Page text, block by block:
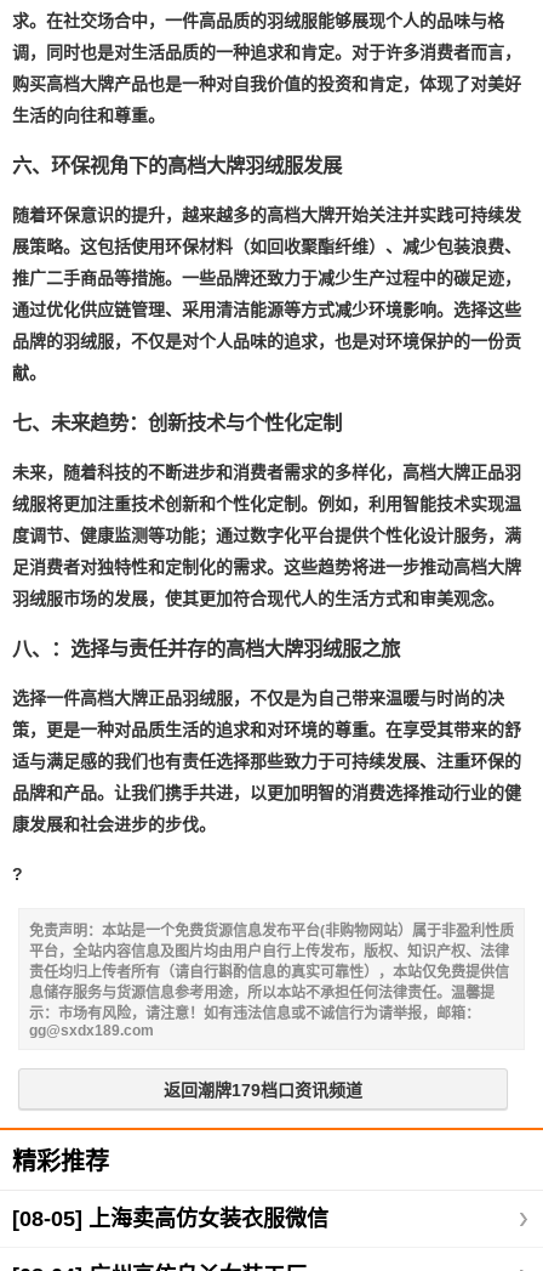
求。在社交场合中，一件高品质的羽绒服能够展现个人的品味与格
调，同时也是对生活品质的一种追求和肯定。对于许多消费者而言，
购买高档大牌产品也是一种对自我价值的投资和肯定，体现了对美好
生活的向往和尊重。
六、环保视角下的高档大牌羽绒服发展
随着环保意识的提升，越来越多的高档大牌开始关注并实践可持续发
展策略。这包括使用环保材料（如回收聚酯纤维）、减少包装浪费、
推广二手商品等措施。一些品牌还致力于减少生产过程中的碳足迹，
通过优化供应链管理、采用清洁能源等方式减少环境影响。选择这些
品牌的羽绒服，不仅是对个人品味的追求，也是对环境保护的一份贡
献。
七、未来趋势：创新技术与个性化定制
未来，随着科技的不断进步和消费者需求的多样化，高档大牌正品羽
绒服将更加注重技术创新和个性化定制。例如，利用智能技术实现温
度调节、健康监测等功能；通过数字化平台提供个性化设计服务，满
足消费者对独特性和定制化的需求。这些趋势将进一步推动高档大牌
羽绒服市场的发展，使其更加符合现代人的生活方式和审美观念。
八、：选择与责任并存的高档大牌羽绒服之旅
选择一件高档大牌正品羽绒服，不仅是为自己带来温暖与时尚的决
策，更是一种对品质生活的追求和对环境的尊重。在享受其带来的舒
适与满足感的我们也有责任选择那些致力于可持续发展、注重环保的
品牌和产品。让我们携手共进，以更加明智的消费选择推动行业的健
康发展和社会进步的步伐。
?
免责声明：本站是一个免费货源信息发布平台(非购物网站）属于非盈利性质
平台，全站内容信息及图片均由用户自行上传发布，版权、知识产权、法律
责任均归上传者所有（请自行斟酌信息的真实可靠性），本站仅免费提供信
息储存服务与货源信息参考用途，所以本站不承担任何法律责任。温馨提
示：市场有风险，请注意！如有违法信息或不诚信行为请举报，邮箱：
gg@sxdx189.com
返回潮牌179档口资讯频道
精彩推荐
[08-05] 上海卖高仿女装衣服微信